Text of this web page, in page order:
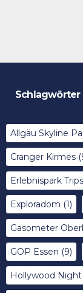
Schlagwörter
Allgäu Skyline
Cranger Kirmes
Erlebnispark
Exploradom (1)
Gasometer
GOP Essen (9)
Hollywood Night